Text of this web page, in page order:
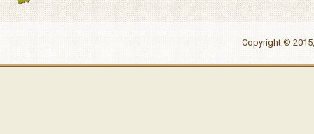
Copyright ©